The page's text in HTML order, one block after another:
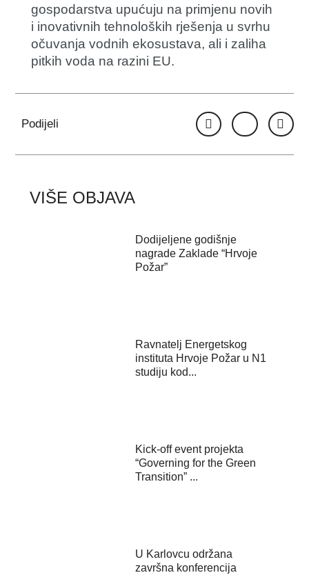
gospodarstva upućuju na primjenu novih
i inovativnih tehnoloških rješenja u svrhu
očuvanja vodnih ekosustava, ali i zaliha
pitkih voda na razini EU.
Podijeli
VIŠE OBJAVA
Dodijeljene godišnje
nagrade Zaklade “Hrvoje
Požar”
Ravnatelj Energetskog
instituta Hrvoje Požar u N1
studiju kod...
Kick-off event projekta
“Governing for the Green
Transition” ...
U Karlovcu održana
završna konferencija